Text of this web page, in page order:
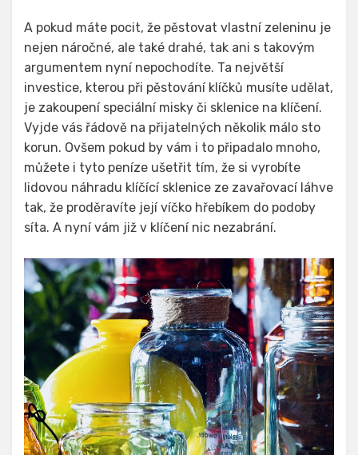
A pokud máte pocit, že pěstovat vlastní zeleninu je
nejen náročné, ale také drahé, tak ani s takovým
argumentem nyní nepochodíte. Ta největší
investice, kterou při pěstování klíčků musíte udělat,
je zakoupení speciální misky či sklenice na klíčení.
Vyjde vás řádově na přijatelných několik málo sto
korun. Ovšem pokud by vám i to připadalo mnoho,
můžete i tyto peníze ušetřit tím, že si vyrobíte
lidovou náhradu klíčící sklenice ze zavařovací láhve
tak, že proděravíte její víčko hřebíkem do podoby
síta. A nyní vám již v klíčení nic nezabrání.